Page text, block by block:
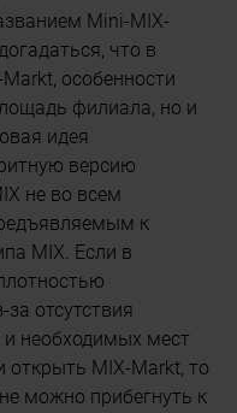
Mini-MIX-
что в
особенности
филиала, но и
идея
версию
не во всем
к
MIX. Если в
отсутствия
необходимых мест
открыть MIX-Markt, то
можно прибегнуть к